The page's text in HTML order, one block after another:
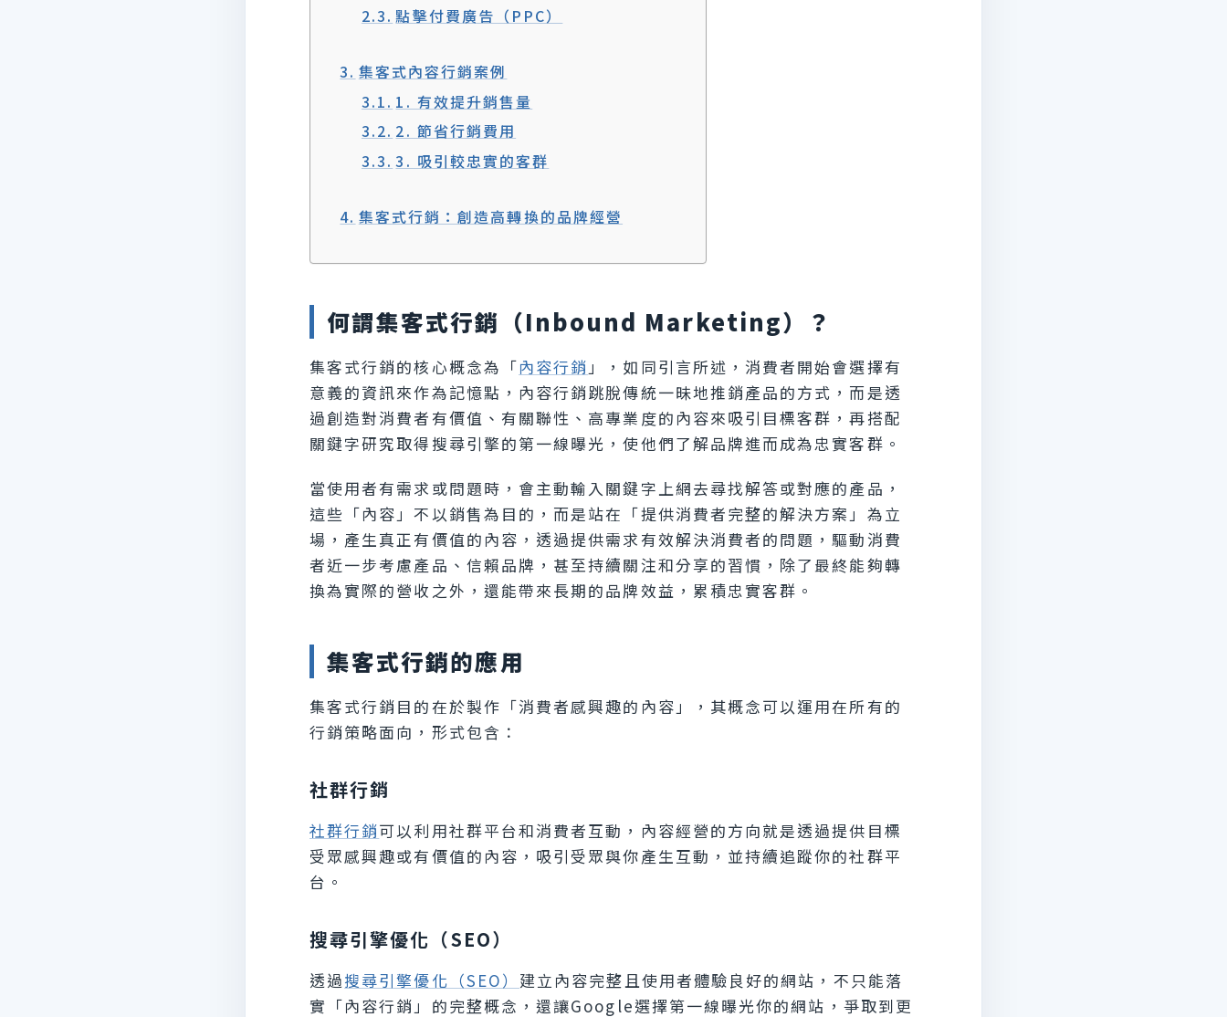
點擊付費廣告（PPC）
集客式內容行銷案例
1. 有效提升銷售量
2. 節省行銷費用
3. 吸引較忠實的客群
集客式行銷：創造高轉換的品牌經營
何謂集客式行銷（Inbound Marketing）？
集客式行銷的核心概念為「內容行銷 」，如同引言所述，消費者開始會選擇有
意義的資訊來作為記憶點，內容行銷跳脫傳統一昧地推銷產品的方式，而是透
過創造對消費者有價值、有關聯性、高專業度的內容來吸引目標客群，再搭配
關鍵字研究取得搜尋引擎的第一線曝光，使他們了解品牌進而成為忠實客群。
當使用者有需求或問題時，會主動輸入關鍵字上網去尋找解答或對應的產品，
這些「內容」不以銷售為目的，而是站在「提供消費者完整的解決方案」為立
場，產生真正有價值的內容，透過提供需求有效解決消費者的問題，驅動消費
者近一步考慮產品、信賴品牌，甚至持續關注和分享的習慣，除了最終能夠轉
換為實際的營收之外，還能帶來長期的品牌效益，累積忠實客群。
集客式行銷的應用
集客式行銷目的在於製作「消費者感興趣的內容」，其概念可以運用在所有的
行銷策略面向，形式包含：
社群行銷
社群行銷可以利用社群平台和消費者互動，內容經營的方向就是透過提供目標
受眾感興趣或有價值的內容，吸引受眾與你產生互動，並持續追蹤你的社群平
台。
搜尋引擎優化（SEO）
透過搜尋引擎優化（SEO） 建立內容完整且使用者體驗良好的網站，不只能落
實「內容行銷」的完整概念，還讓Google選擇第一線曝光你的網站，爭取到更